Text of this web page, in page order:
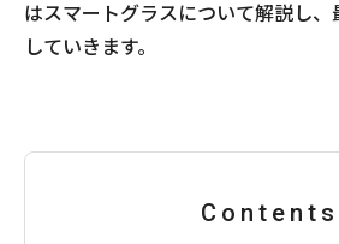
はスマートグラスについて解説し
していきます。
Contents